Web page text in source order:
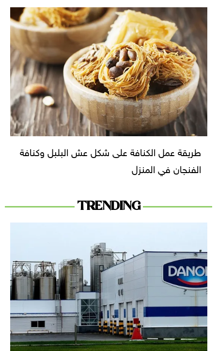
طريقة عمل الكنافة على شكل عش البلبل وكنافة
الفنجان في المنزل
TRENDING